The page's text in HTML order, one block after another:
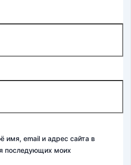
имя, email и адрес сайта в
последующих моих